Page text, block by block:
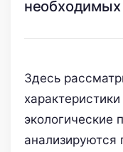
необходимых
Здесь
экологические